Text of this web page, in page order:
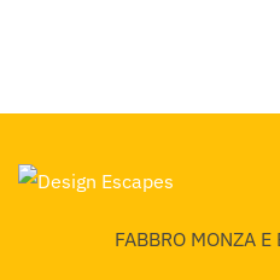
FABBRO MONZA